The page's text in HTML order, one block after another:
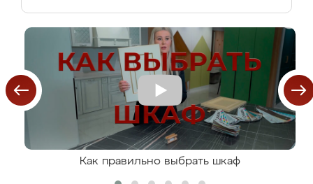
Как правильно выбрать шкаф